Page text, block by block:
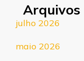
Arquivos
julho 2026
maio 2026